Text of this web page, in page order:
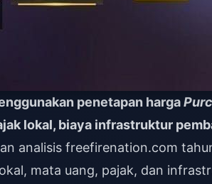
penetapan harga
lokal, biaya infrastruktur
analisis freefirenation.com
mata uang, pajak, dan